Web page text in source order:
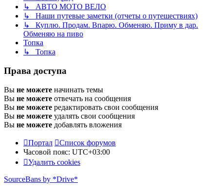
↳ АВТО МОТО ВЕЛО
↳ Наши путевые заметки (отчеты о путешествиях)
↳ Куплю. Продам. Впарю. Обменяю. Приму в дар.
Обменяю на пиво
Топка
↳ Топка
Права доступа
Вы не можете начинать темы
Вы не можете отвечать на сообщения
Вы не можете редактировать свои сообщения
Вы не можете удалять свои сообщения
Вы не можете добавлять вложения
Портал
Список форумов
Часовой пояс: UTC+03:00
Удалить cookies
SourceBans by *Drive*